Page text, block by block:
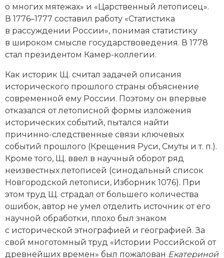
Новая история
Новейшая история
Нумизматика
Образование
Общественные объединения и организации
Политическая история
Революции и народные движения
Религия и церковь
Россия
Северная Америка
Социально-экономическая история
Специальные исторические дисциплины
о многих мятежах» и «Царственный летописец».
В 1776–1777 составил работу «Статистика
в рассуждении России», понимая статистику
в широком смысле государствоведения. В 1778
стал президентом Камер-коллегии.
Как историк Щ. считал задачей описания
исторического прошлого страны объяснение
современной ему России. Поэтому он впервые
отказался от летописной формы изложения
исторических событий, пытался найти
причинно-­следственные связи ключевых
событий прошлого (Крещения Руси, Смуты и т. п.).
Кроме того, Щ. ввел в научный оборот ряд
неизвестных летописей (синодальный список
Новгородской летописи, Изборник 1076). При
этом труд Щ. страдал от большего количества
ошибок, автор не умел отделить источник от его
научной обработки, плохо был знаком
с исторической этнографией и географией. За
свой многотомный труд «Истории Российской от
древнейших времен» был пожалован Екатериной